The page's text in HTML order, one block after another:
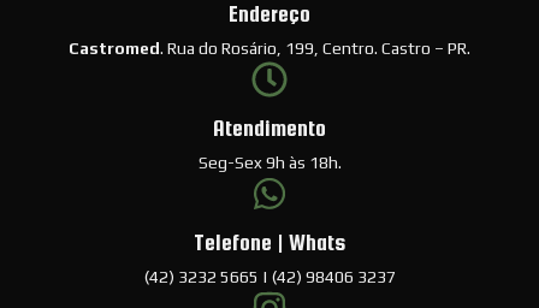
Endereço
Castromed. Rua do Rosário, 199, Centro. Castro – PR.
Atendimento
Seg-Sex 9h às 18h.
Telefone | Whats
(42) 3232 5665 | (42) 98406 3237